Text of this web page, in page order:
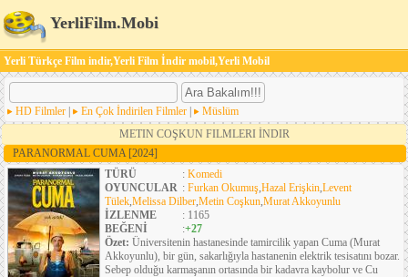
YerliFilm.Mobi
Yerli Türkçe Film indir,Yerli Film İndir mobil,Yerli Mobil
HD Filmler En Çok İndirilen Filmler
Müslüm
METIN COŞKUN FILMLERI İNDIR
PARANORMAL CUMA [2024]
TÜRÜ
: Komedi
OYUNCULAR : Furkan Okumuş,Hazal Erişkin,Levent
Tülek,Melissa Dilber,Metin Coşkun,Murat Akkoyunlu
İZLENME
: 1165
BEĞENİ
:+27
Özet: Üniversitenin hastanesinde tamircilik yapan Cuma (Murat
Akkoyunlu), bir gün, sakarlığıyla hastanenin elektrik tesisatını bozar.
Sebep olduğu karmaşanın ortasında bir kadavra kaybolur ve Cu